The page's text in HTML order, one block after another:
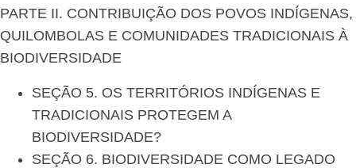
PARTE II. CONTRIBUIÇÃO DOS POVOS INDÍGENAS,
QUILOMBOLAS E COMUNIDADES TRADICIONAIS À
BIODIVERSIDADE
SEÇÃO 5. OS TERRITÓRIOS INDÍGENAS E
TRADICIONAIS PROTEGEM A
BIODIVERSIDADE?
SEÇÃO 6. BIODIVERSIDADE COMO LEGADO